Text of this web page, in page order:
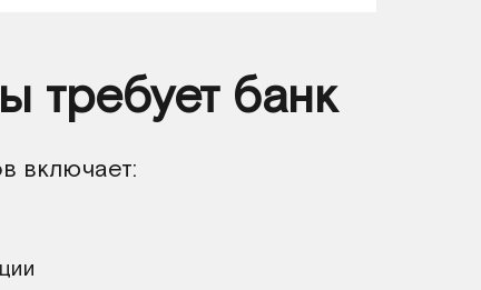
требует банк
включает: